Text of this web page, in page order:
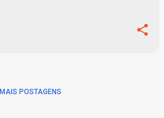
MAIS POSTAGENS